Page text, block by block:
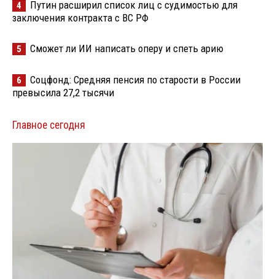
4
Путин расширил список лиц с судимостью для
заключения контракта с ВС РФ
5 Сможет ли ИИ написать оперу и спеть арию
6
Соцфонд: Средняя пенсия по старости в России
превысила 27,2 тысячи
Главное сегодня